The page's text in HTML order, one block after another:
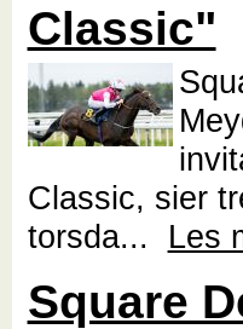
Classic"
Classic, sier
torsda... Les
Square